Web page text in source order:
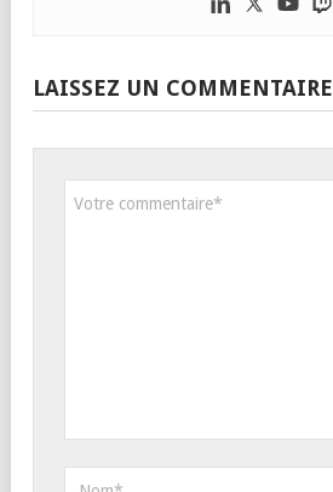
LAISSEZ UN COMMENTAIRE